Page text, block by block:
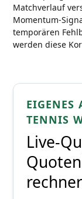
Matchverlauf
Momentum-
temporären
werden diese
EIGENES
TENNIS
Live-